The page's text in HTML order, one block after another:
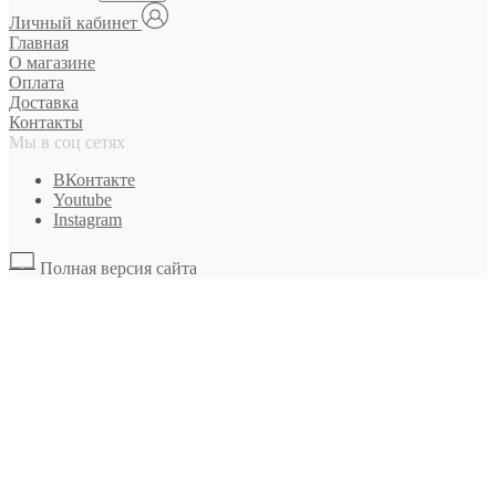
Личный кабинет
Главная
О магазине
Оплата
Доставка
Контакты
Мы в соц сетях
ВКонтакте
Youtube
Instagram
Полная версия сайта